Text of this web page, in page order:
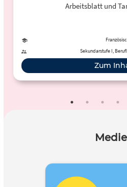
Arbeitsblatt und
Sekundarstufe I,
Zum